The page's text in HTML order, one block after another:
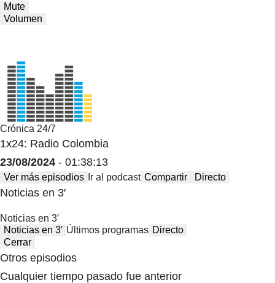
Mute
Volumen
Crónica 24/7
1x24: Radio Colombia
23/08/2024 - 01:38:13
Ver más episodios Ir al podcast Compartir Directo
Noticias en 3′
Noticias en 3′
Noticias en 3′ Últimos programas Directo
Cerrar
Otros episodios
Cualquier tiempo pasado fue anterior